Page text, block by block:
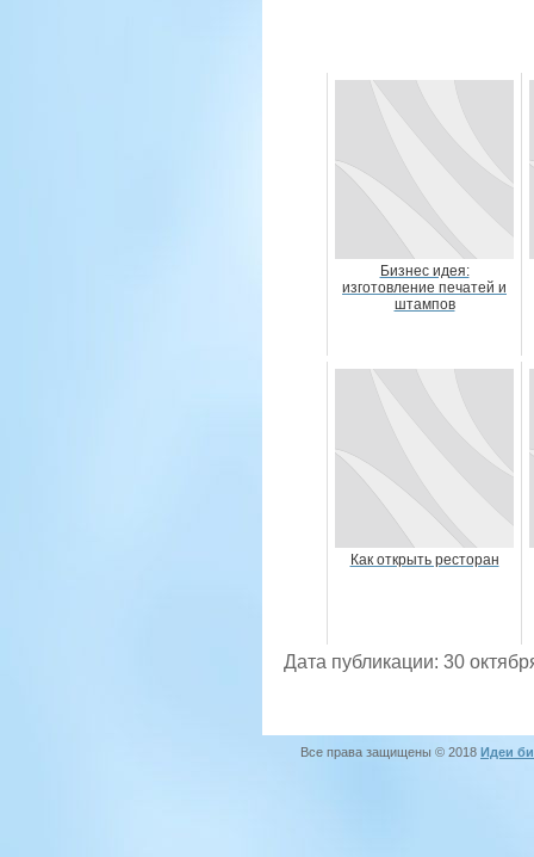
Бизнес идея:
изготовление печатей и
штампов
Как открыть ресторан
Дата публикации: 30
Все права защищены © 2018 Идеи